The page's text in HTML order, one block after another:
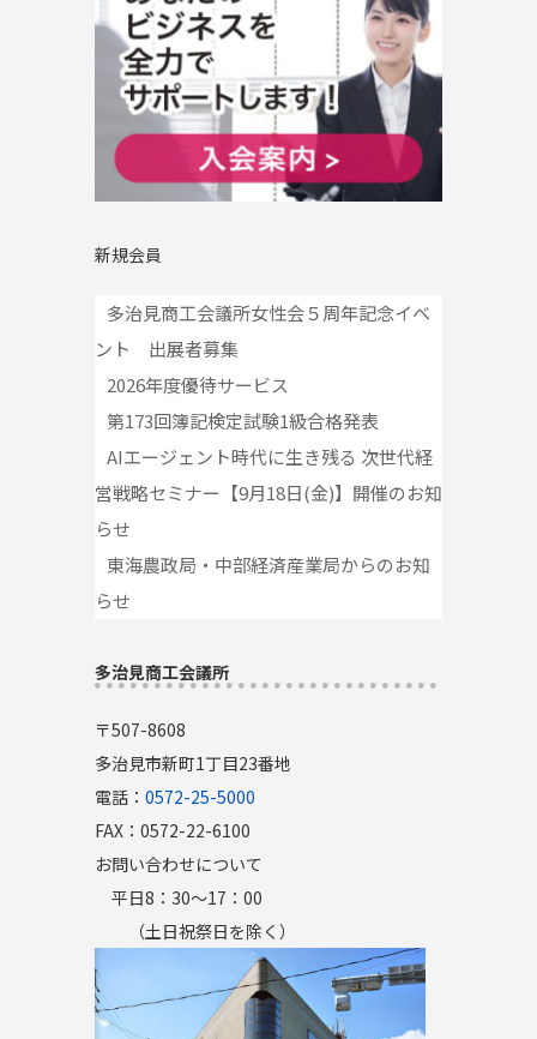
新規会員
多治見商工会議所女性会５周年記念イベ
ント 出展者募集
2026年度優待サービス
第173回簿記検定試験1級合格発表
AIエージェント時代に生き残る 次世代経
営戦略セミナー【9月18日(金)】開催のお知
らせ
東海農政局・中部経済産業局からのお知
らせ
多治見商工会議所
〒507-8608
多治見市新町1丁目23番地
電話： 0572-25-5000
FAX：0572-22-6100
お問い合わせについて
平日8：30～17：00
（土日祝祭日を除く）